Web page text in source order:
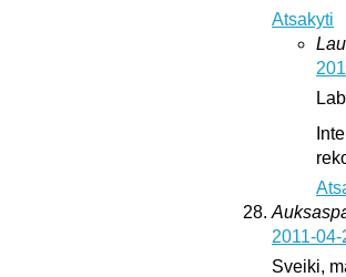
Atsakyti
2011-
Sveiki,